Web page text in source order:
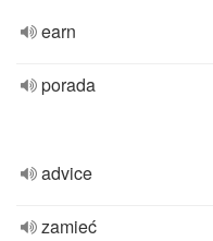
earn
porada
advice
zamieć